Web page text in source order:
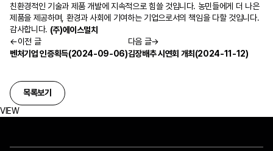
친환경적인 기술과 제품 개발에 지속적으로 힘쓸 것입니다. 농민들에게 더 나은
제품을 제공하며, 환경과 사회에 기여하는 기업으로서의 책임을 다할 것입니다.
감사합니다. (주)에이스멀치
←이전 글
벤처기업 인증획득(2024-09-06)
다음 글→
김장배추 시연회 개최(2024-11-12)
목록보기
VIEW